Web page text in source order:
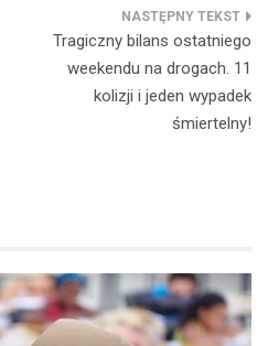
Tragiczny bilans ostatniego
weekendu na drogach. 11
kolizji i jeden wypadek
śmiertelny!